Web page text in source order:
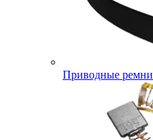
Приводные ремни